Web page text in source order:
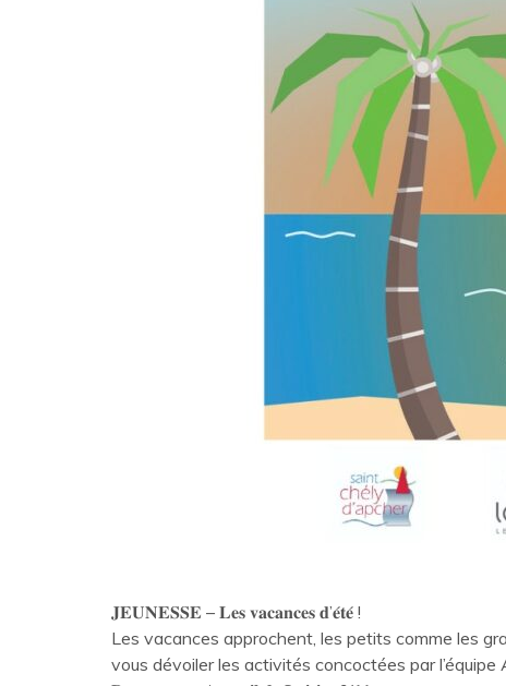
𝐉𝐄𝐔𝐍𝐄𝐒𝐒𝐄 – 𝐋𝐞𝐬 𝐯𝐚𝐜𝐚𝐧𝐜𝐞𝐬 𝐝’𝐞́𝐭𝐞́ !
Les vacances approchent, les petits comme les
vous dévoiler les activités concoctées par l’équipe